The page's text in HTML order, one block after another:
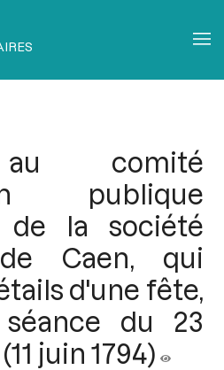
comité
publique
de la société
Caen, qui
d'une fête,
du 23
juin 1794)